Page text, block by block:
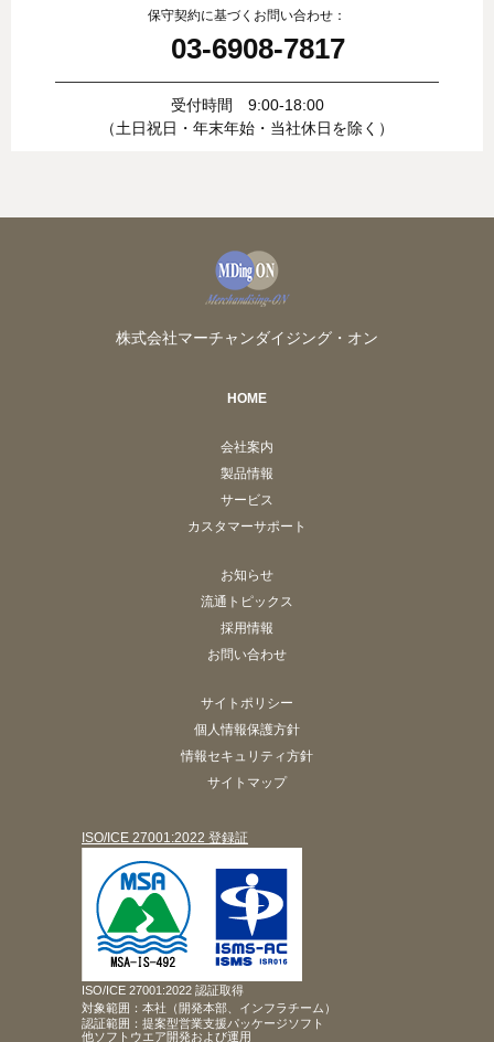
保守契約に基づくお問い合わせ：
03-6908-7817
受付時間 9:00-18:00
（土日祝日・年末年始・当社休日を除く）
株式会社マーチャンダイジング・オン
HOME
会社案内
製品情報
サービス
カスタマーサポート
お知らせ
流通トピックス
採用情報
お問い合わせ
サイトポリシー
個人情報保護方針
情報セキュリティ方針
サイトマップ
ISO/ICE 27001:2022 登録証
ISO/ICE 27001:2022 認証取得
対象範囲：本社（開発本部、インフラチーム）
認証範囲：提案型営業支援パッケージソフト
他ソフトウエア開発および運用